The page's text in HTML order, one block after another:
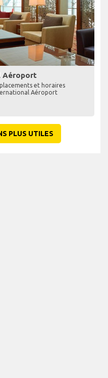
Aéroport
et horaires
Aéroport
PLUS UTILES